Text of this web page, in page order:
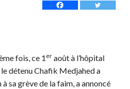
fois, ce 1 er août à l’hôpital
détenu Chafik Medjahed a
sa grève de la faim, a annoncé